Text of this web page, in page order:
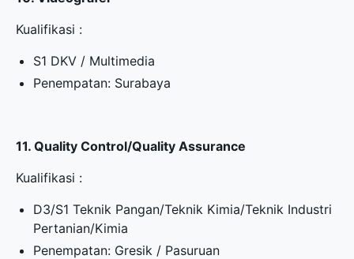
Kualifikasi :
S1 DKV / Multimedia
Penempatan: Surabaya
11. Quality Control/Quality Assurance
Kualifikasi :
D3/S1 Teknik Pangan/Teknik Kimia/Teknik Industri
Pertanian/Kimia
Penempatan: Gresik / Pasuruan